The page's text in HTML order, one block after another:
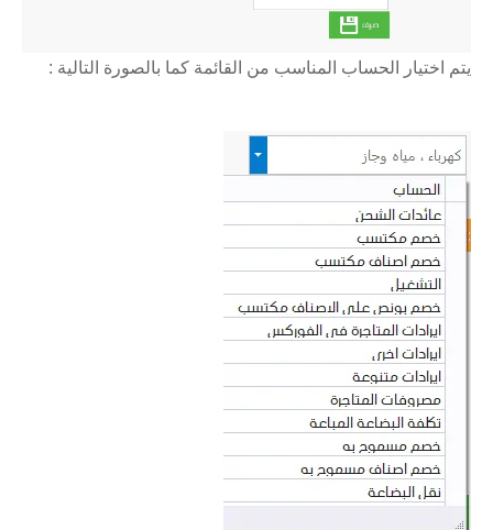
يتم اختيار الحساب المناسب من القائمة كما بالصورة التالية :